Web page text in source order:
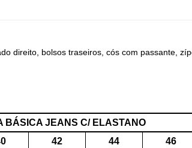
direito, bolsos traseiros, cós com passante,
BÁSICA JEANS C/ ELASTANO
42 44 46